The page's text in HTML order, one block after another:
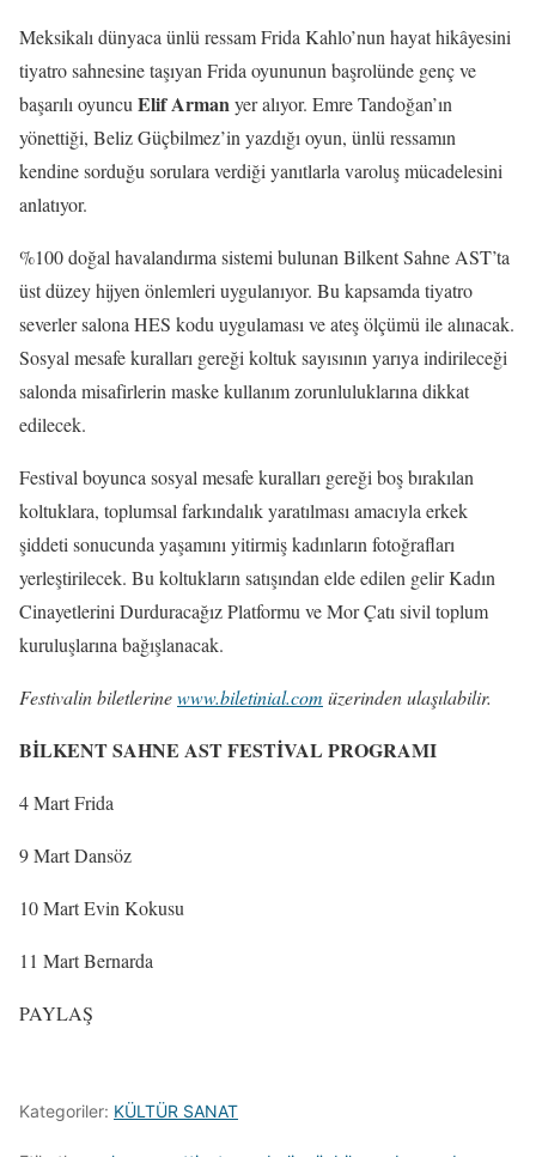
Meksikalı dünyaca ünlü ressam Frida Kahlo’nun hayat hikâyesini
tiyatro sahnesine taşıyan Frida oyununun başrolünde genç ve
başarılı oyuncu Elif Armanyer alıyor. Emre Tandoğan’ın
yönettiği, Beliz Güçbilmez’in yazdığı oyun, ünlü ressamın
kendine sorduğu sorulara verdiği yanıtlarla varoluş mücadelesini
anlatıyor.
%100 doğal havalandırma sistemi bulunan Bilkent Sahne AST’ta
üst düzey hijyen önlemleri uygulanıyor. Bu kapsamda tiyatro
severler salona HES kodu uygulaması ve ateş ölçümü ile alınacak.
Sosyal mesafe kuralları gereği koltuk sayısının yarıya indirileceği
salonda misafirlerin maske kullanım zorunluluklarına dikkat
edilecek.
Festival boyunca sosyal mesafe kuralları gereği boş bırakılan
koltuklara, toplumsal farkındalık yaratılması amacıyla erkek
şiddeti sonucunda yaşamını yitirmiş kadınların fotoğrafları
yerleştirilecek. Bu koltukların satışından elde edilen gelir Kadın
Cinayetlerini Durduracağız Platformu ve Mor Çatı sivil toplum
kuruluşlarına bağışlanacak.
Festivalin biletlerinewww.biletinial.com üzerinden ulaşılabilir.
BİLKENT SAHNE AST FESTİVAL PROGRAMI
4 Mart Frida
9 Mart Dansöz
10 Mart Evin Kokusu
11 Mart Bernarda
PAYLAŞ
Kategoriler: KÜLTÜR SANAT